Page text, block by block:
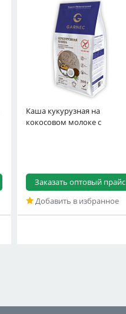
Каша кукурузная на
кокосовом молоке с
кокосовым сахаром, без
Заказать оптовый прайс
Добавить в избранное